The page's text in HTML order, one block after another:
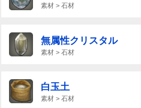
素材 > 石材
無属性クリスタル
素材 > 石材
白玉土
素材 > 石材